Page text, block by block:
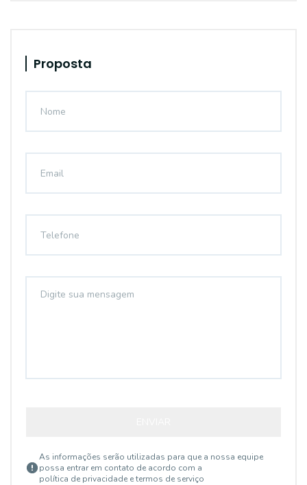
Proposta
As informações serão utilizadas para que a nossa equipe
possa entrar em contato de acordo com a
política de privacidade e termos de serviço